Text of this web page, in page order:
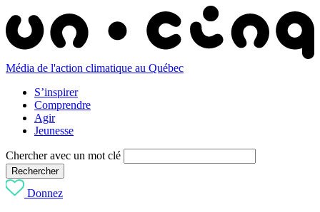
Média de l'action climatique au Québec
S’inspirer
Comprendre
Agir
Jeunesse
Chercher avec un mot clé
Rechercher
Donnez